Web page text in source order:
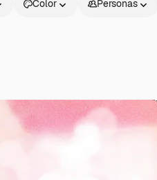
Color Personas